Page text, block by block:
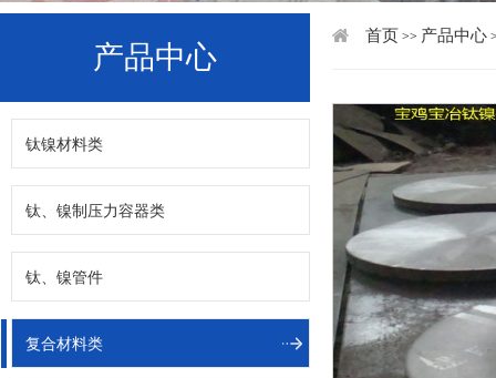
产品中心
钛镍材料类
钛、镍制压力容器类
钛、镍管件
复合材料类
首页 >> 产品中心